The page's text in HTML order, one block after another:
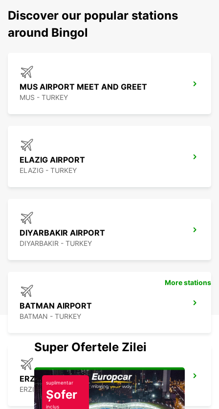
Discover our popular stations
around Bingol
MUS AIRPORT MEET AND GREET
MUS - TURKEY
ELAZIG AIRPORT
ELAZIG - TURKEY
DIYARBAKIR AIRPORT
DIYARBAKIR - TURKEY
BATMAN AIRPORT
BATMAN - TURKEY
ERZINCAN YILDIRIM AKBULUT AIRPORT
ERZINCAN - TURKEY
More stations
Super Ofertele Zilei
suplimentar
Șofer
inclus